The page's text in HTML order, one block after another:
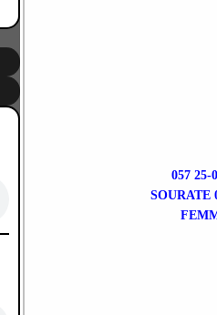
057 25-
SOURATE